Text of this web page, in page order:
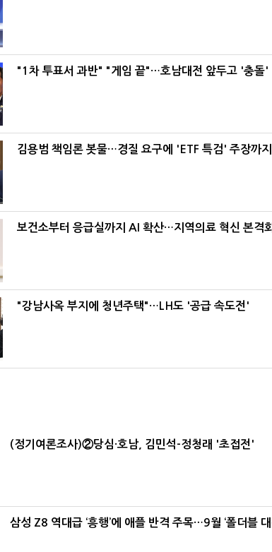
"1차 투표서 과반" "게임 끝"…호남대전 앞두고 '충돌'
김용범 책임론 봇물…경질 요구에 'ETF 특검' 주장까지
보건소부터 응급실까지 AI 확산…지역의료 혁신 본격
"강남사옥 부지에 청년주택"…LH도 '공급 속도전'
(정기여론조사)②당심·호남, 김민석-정청래 '초접전'
삼성 Z8 역대급 ‘흥행’에 애플 반격 주목…9월 ‘폴더블 대